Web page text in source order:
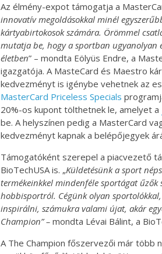
Az élmény-expot támogatja a
innovatív megoldásokkal minél
kártyabirtokosok számára. Örömmel
mutatja be, hogy a sportban ugyanolyan
életben” – mondta Eölyüs Endre, a
igazgatója. A MasteCard és Maestro
kedvezményt is igénybe vehetnek az
MasterCard Priceless Specials
20%-os kupont tölthetnek le, amelyet a
be. A helyszínen pedig a MasterCard
kedvezményt kapnak a belépőjegyek
Támogatóként szerepel a piacvezető
BioTechUSA is. „Küldetésünk a sport
termékeinkkel mindenféle sportágat
hobbisportról. Cégünk olyan
inspirálni, számukra valami újat, akár
Champion” – mondta Lévai Bálint, a
A The Champion főszervezői már több